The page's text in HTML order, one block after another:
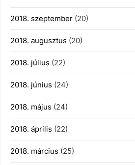
2018. szeptember (20)
2018. augusztus (20)
2018. július (22)
2018. június (24)
2018. május (24)
2018. április (22)
2018. március (25)